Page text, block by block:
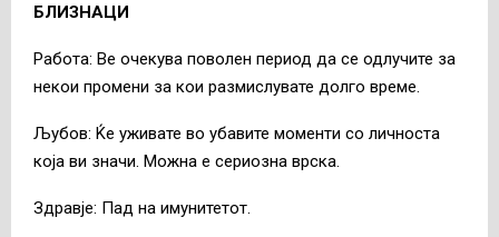
БЛИЗНАЦИ
Работа: Ве очекува поволен период да се одлучите за
некои промени за кои размислувате долго време.
Љубов: Ќе уживате во убавите моменти со личноста
која ви значи. Можна е сериозна врска.
Здравје: Пад на имунитетот.